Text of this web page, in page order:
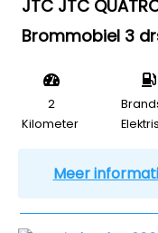
JTC JTC
Brommobiel 3
2
Kilometer
Meer